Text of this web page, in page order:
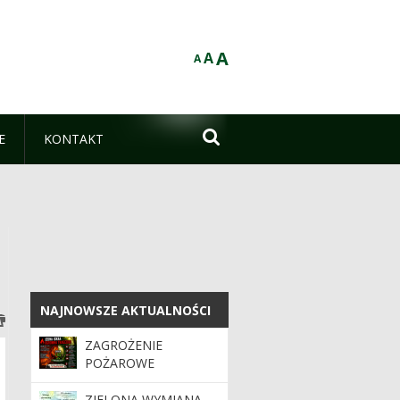
AAA
KONTAKT 
NAJNOWSZE AKTUALNOŚCI
NAJNOWSZE AKTUALNOŚCI
ZAGROŻENIE
POŻAROWE